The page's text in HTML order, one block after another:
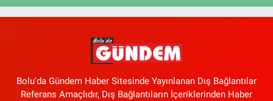
Bolu'da Gündem Haber Sitesinde Yayınlanan Dış Bağlantılar
Referans Amaçlıdır, Dış Bağlantıların İçeriklerinden Haber